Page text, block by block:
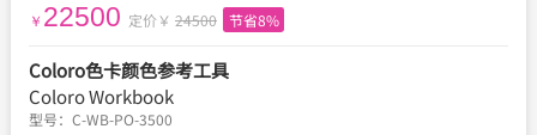
￥ 22500 定价￥ 24500 节省8%
Coloro色卡颜色参考工具
Coloro Workbook
型号： C-WB-PO-3500